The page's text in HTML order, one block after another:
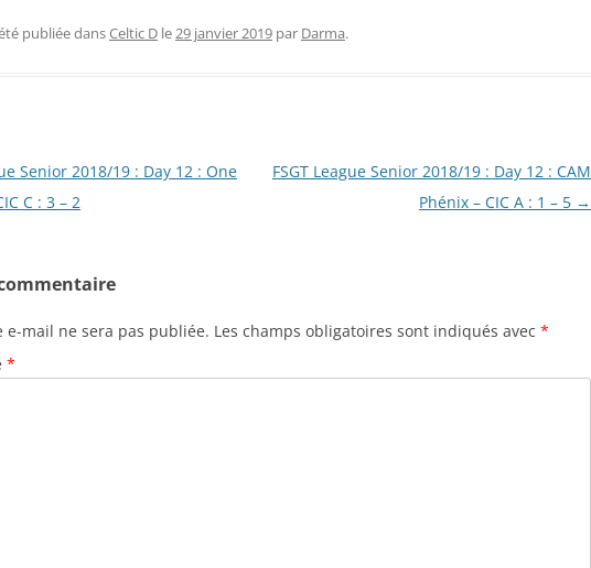
publiée dansCeltic D le29 janvier 2019 par Darma.
Senior 2018/19 : Day 12 : One
C : 3 – 2
FSGT League Senior 2018/19 : Day 12 : CAM
Phénix – CIC A : 1 – 5 →
e-mail ne sera pas publiée. Les champs obligatoires sont indiqués avec *
*